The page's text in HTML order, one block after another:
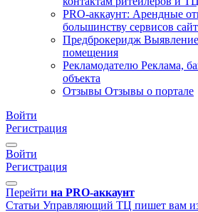
PRO-аккаунт: Арендные
большинству сервисов
Предброкеридж
помещения
Рекламодателю Реклама,
объекта
Отзывы Отзывы о портале
Войти
Регистрация
Войти
Регистрация
Перейти на PRO-аккаунт
Статьи Управляющий ТЦ пишет вам